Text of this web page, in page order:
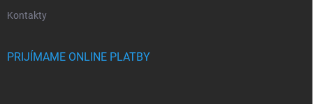
Kontakty
PRIJÍMAME ONLINE PLATBY